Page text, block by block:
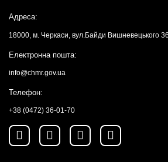
Адреса:
18000, м. Черкаси, вул.Байди Вишневецького 36
Електронна пошта:
info@chmr.gov.ua
Телефон:
+38 (0472) 36-01-70